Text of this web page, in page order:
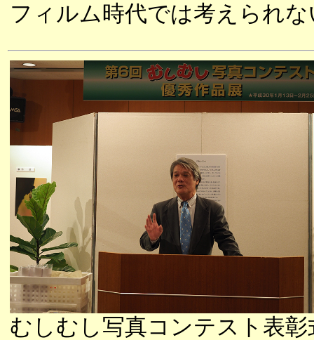
フィルム時代では考えられ
むしむし写真コンテスト表彰